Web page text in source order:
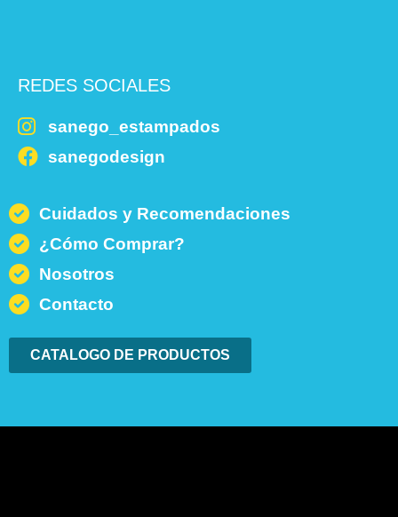
REDES SOCIALES
sanego_estampados
sanegodesign
Cuidados y Recomendaciones
¿Cómo Comprar?
Nosotros
Contacto
CATALOGO DE PRODUCTOS